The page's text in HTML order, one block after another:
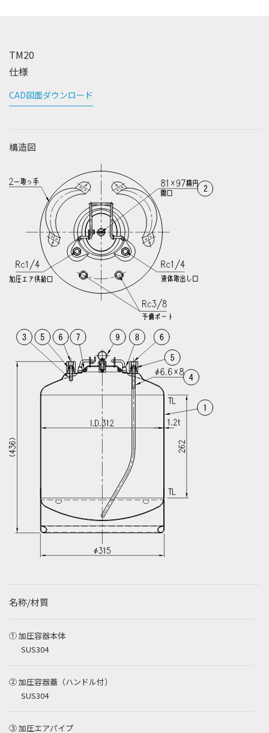
TM20
仕様
CAD図面ダウンロード
構造図
名称/材質
① 加圧容器本体
SUS304
② 加圧容器蓋（ハンドル付）
SUS304
③ 加圧エアパイプ